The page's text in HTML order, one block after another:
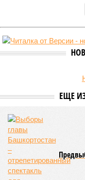
БКК требует с Башкирии
Компания «Башкирская
Башкирии о взыскании
строительством
Помимо основной
начислении
средствами и требует
концессионного
БКК была создана в